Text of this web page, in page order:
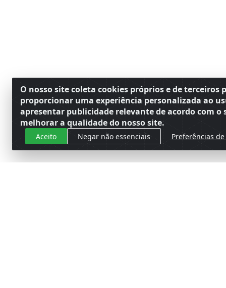
O nosso site coleta cookies próprios e de terceiros
proporcionar uma experiência personalizada ao
apresentar publicidade relevante de acordo com o
melhorar a qualidade do nosso site.
Aceito Negar não essenciais Preferências de